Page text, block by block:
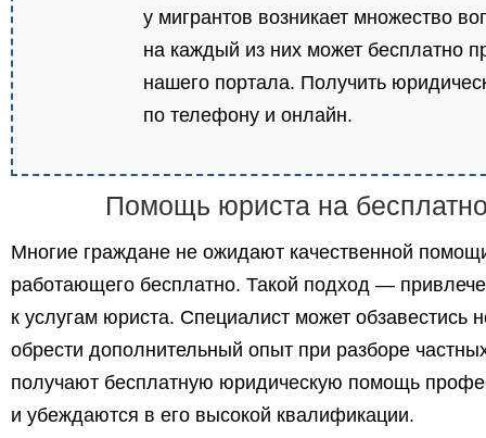
у мигрантов возникает множество
на каждый из них может бесплатно
нашего портала. Получить
по телефону и онлайн.
Помощь юриста на
Многие граждане не ожидают качественной
работающего бесплатно. Такой подход —
к услугам юриста. Специалист может обзавестись
обрести дополнительный опыт при разборе
получают бесплатную юридическую помощь
и убеждаются в его высокой квалификации.